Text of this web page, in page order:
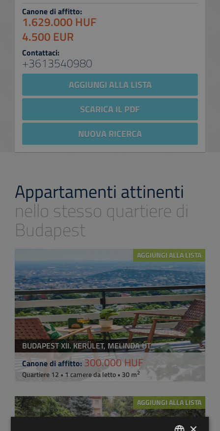
Canone di affitto:
1.629.000 HUF
4.500 EUR
Contattaci:
+3613540980
AGGIUNGI ALLA LISTA
SCARICA IL PDF
NUOVA RICERCA
Appartamenti attinenti
nello stesso quartiere di
Budapest
AGGIUNGI ALLA LISTA
BUDAPEST XII. KERÜLET, MELINDA ÚT
Canone di affitto: 300.000 HUF
Quartiere 12 • 1 camere da letto • 30 m2
AGGIUNGI ALLA LISTA